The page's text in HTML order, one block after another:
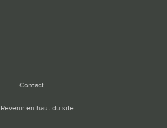
Contact
Revenir en haut du site